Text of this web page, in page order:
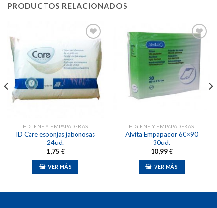
PRODUCTOS RELACIONADOS
Añadir
a la
lista de
deseos
HIGIENE Y EMPAPADERAS
ID Care esponjas jabonosas
24ud.
1,75 €
VER MÁS
Añadir
a la
lista de
deseos
HIGIENE Y EMPAPADERAS
Alvita Empapador 60×90
30ud.
10,99€
VER MÁS